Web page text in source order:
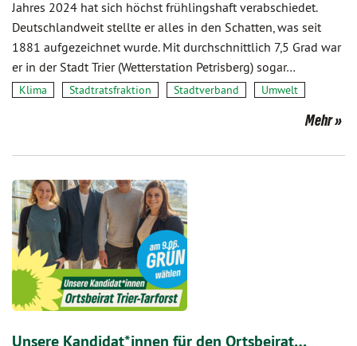
Jahres 2024 hat sich höchst frühlingshaft verabschiedet.
Deutschlandweit stellte er alles in den Schatten, was seit
1881 aufgezeichnet wurde. Mit durchschnittlich 7,5 Grad war
er in der Stadt Trier (Wetterstation Petrisberg) sogar…
Klima Stadtratsfraktion Stadtverband Umwelt
Mehr
Unsere Kandidat*innen für den Ortsbeirat…